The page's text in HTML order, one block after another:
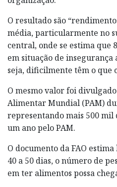
O resultado são
média, particularmente no
central, onde se estima que
em situação de
seja, dificilmente têm o que
O mesmo valor foi
Alimentar Mundial (PAM)
representando mais 500 mil
um ano pelo PAM.
O documento da FAO
40 a 50 dias, o número de
em ter alimentos possa